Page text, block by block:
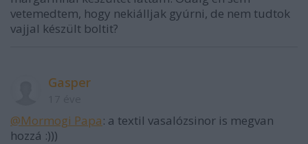
vetemedtem, hogy nekiálljak gyúrni, de nem tudtok
vajjal készült boltit?
Gasper
@Mormogi Papa: a textil vasalózsinor is megvan
hozzá :)))